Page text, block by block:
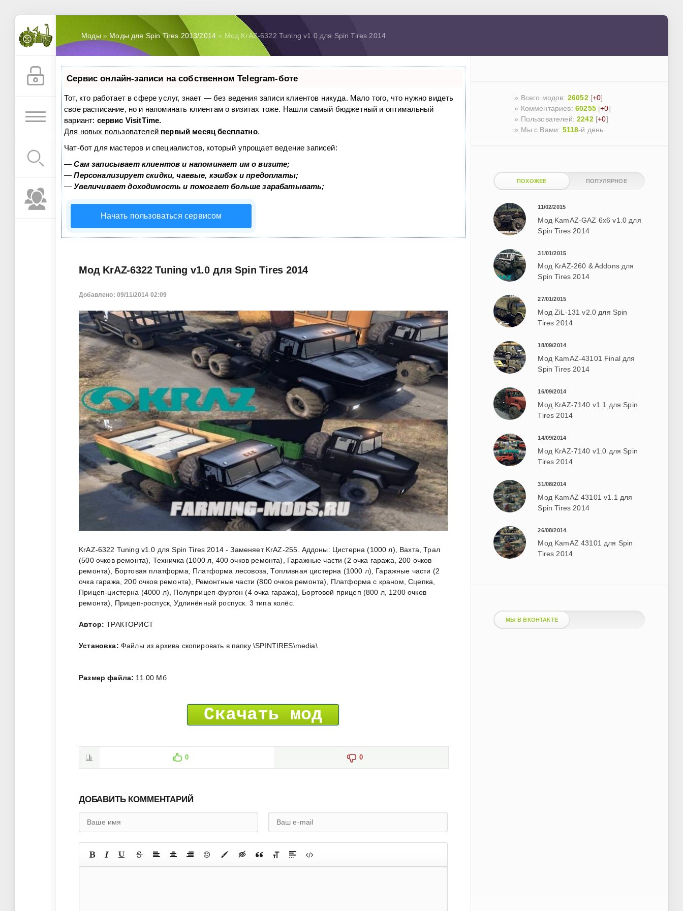
Моды» Моды для Spin Tires 2013/2014 » Мод KrAZ-6322 Tuning v1.0 для Spin Tires 2014
Сервис онлайн-записи на собственном Telegram-боте
Тот, кто работает в сфере услуг, знает — без ведения записи клиентов никуда. Мало того, что нужно видеть
свое расписание, но и напоминать клиентам о визитах тоже. Нашли самый бюджетный и оптимальный
вариант: сервис VisitTime.
Для новых пользователей первый месяц бесплатно.
Чат-бот для мастеров и специалистов, который упрощает ведение записей:
—Сам записывает клиентов и напоминает им о визите;
—Персонализирует скидки, чаевые, кэшбэк и предоплаты;
—Увеличивает доходимость и помогает больше зарабатывать;
Начать пользоваться сервисом
Мод KrAZ-6322 Tuning v1.0 для Spin Tires 2014
Добавлено: 09/11/2014 02:09
KrAZ-6322 Tuning v1.0 для Spin Tires 2014 - Заменяет KrAZ-255. Аддоны: Цистерна (1000 л), Вахта, Трал
(500 очков ремонта), Техничка (1000 л, 400 очков ремонта), Гаражные части (2 очка гаража, 200 очков
ремонта), Бортовая платформа, Платформа лесовоза, Топливная цистерна (1000 л), Гаражные части (2
очка гаража, 200 очков ремонта), Ремонтные части (800 очков ремонта), Платформа с краном, Сцепка,
Прицеп-цистерна (4000 л), Полуприцеп-фургон (4 очка гаража), Бортовой прицеп (800 л, 1200 очков
ремонта), Прицеп-роспуск, Удлинённый роспуск. 3 типа колёс.
Автор: ТРАКТОРИСТ
Установка: Файлы из архива скопировать в папку \SPINTIRES\media\
Размер файла: 11.00 Мб
Скачать мод
0 0
ДОБАВИТЬ КОММЕНТАРИЙ
» Всего модов: 26052[+0]
» Комментариев: 60255[+0]
» Пользователей:2242[+0]
» Мы с Вами: 5118-й день.
ПОХОЖЕЕ ПОПУЛЯРНОЕ
11/02/2015
Мод KamAZ-GAZ 6x6 v1.0 для
Spin Tires 2014
31/01/2015
Мод KrAZ-260 & Addons для
Spin Tires 2014
27/01/2015
Мод ZiL-131 v2.0 для Spin
Tires 2014
18/09/2014
Мод KamAZ-43101 Final для
Spin Tires 2014
16/09/2014
Мод KrAZ-7140 v1.1 для Spin
Tires 2014
14/09/2014
Мод KrAZ-7140 v1.0 для Spin
Tires 2014
31/08/2014
Мод KamAZ 43101 v1.1 для
Spin Tires 2014
26/08/2014
Мод KamAZ 43101 для Spin
Tires 2014
МЫ В ВКОНТАКТЕ